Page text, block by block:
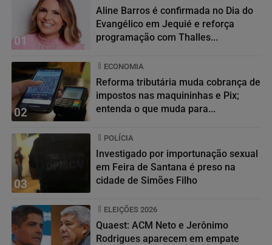
01
Aline Barros é confirmada no Dia do
Evangélico em Jequié e reforça
programação com Thalles...
02
ECONOMIA
Reforma tributária muda cobrança de
impostos nas maquininhas e Pix;
entenda o que muda para...
03
POLÍCIA
Investigado por importunação sexual
em Feira de Santana é preso na
cidade de Simões Filho
ELEIÇÕES 2026
Quaest: ACM Neto e Jerônimo
Rodrigues aparecem em empate